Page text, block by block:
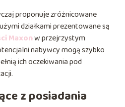
proponuje zróżnicowane
działkami prezentowane są
Maxonw przejrzystym
nabywcy mogą szybko
ich oczekiwania pod
z posiadania